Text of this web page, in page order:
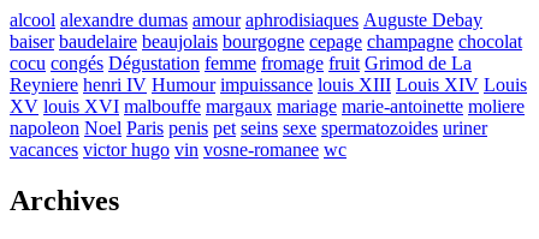
alcool alexandre dumas amour aphrodisiaques Auguste Debay
baiser baudelaire beaujolais bourgogne cepage champagne chocolat
cocu congés Dégustation femme fromage fruit Grimod de La
Reyniere henri IV Humour impuissance louis XIII Louis XIV Louis
XV louis XVI malbouffe margaux mariage marie-antoinette moliere
napoleon Noel Paris penis pet seins sexe spermatozoides uriner
vacances victor hugo vin vosne-romanee wc
Archives